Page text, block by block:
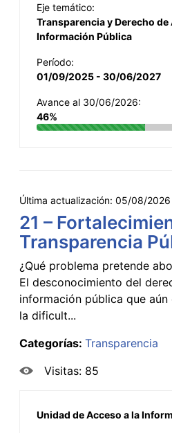
Eje temático:
Transparencia y Derecho de
Información Pública
Período:
01/09/2025 - 30/06/2027
Avance al 30/06/2026:
46%
Última actualización: 05/08/2026
21 –
Transparencia
¿Qué problema pretende
El desconocimiento del
información pública que
la dificult...
Categorías: Transparencia
Visitas: 85
Unidad de Acceso a la